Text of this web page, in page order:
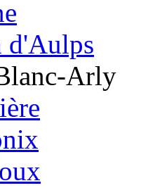
d'Aulps
Arly